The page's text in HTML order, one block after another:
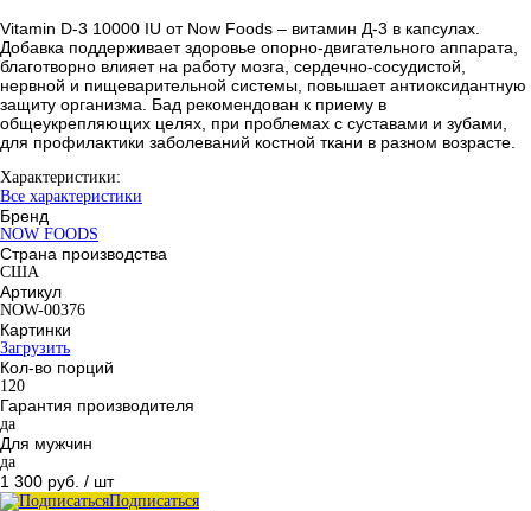
Vitamin D-3 10000 IU от Now Foods – витамин Д-3 в капсулах.
Добавка поддерживает здоровье опорно-двигательного аппарата,
благотворно влияет на работу мозга, сердечно-сосудистой,
нервной и пищеварительной системы, повышает антиоксидантную
защиту организма. Бад рекомендован к приему в
общеукрепляющих целях, при проблемах с суставами и зубами,
для профилактики заболеваний костной ткани в разном возрасте.
Характеристики:
Все характеристики
Бренд
NOW FOODS
Страна производства
США
Артикул
NOW-00376
Картинки
Загрузить
Кол-во порций
120
Гарантия производителя
да
Для мужчин
да
1 300 руб. / шт
Подписаться